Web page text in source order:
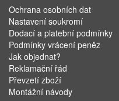
Ochrana osobních dat
Nastavení soukromí
Dodací a platební podmínky
Podmínky vrácení peněz
Jak objednat?
Reklamační řád
Převzetí zboží
Montážní návody